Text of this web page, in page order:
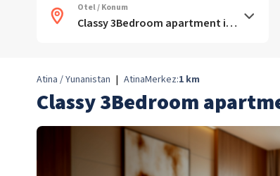
Otel / Konum
Atina / Yunanistan | AtinaMerkez:1 km
Classy 3Bedroom